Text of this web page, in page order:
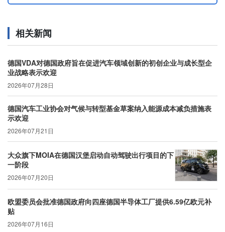
相关新闻
德国VDA对德国政府旨在促进汽车领域创新的初创企业与成长型企
业战略表示欢迎
2026年07月28日
德国汽车工业协会对气候与转型基金草案纳入能源成本减负措施表
示欢迎
2026年07月21日
大众旗下MOIA在德国汉堡启动自动驾驶出行项目的下
一阶段
2026年07月20日
欧盟委员会批准德国政府向四座德国半导体工厂提供6.59亿欧元补
贴
2026年07月16日